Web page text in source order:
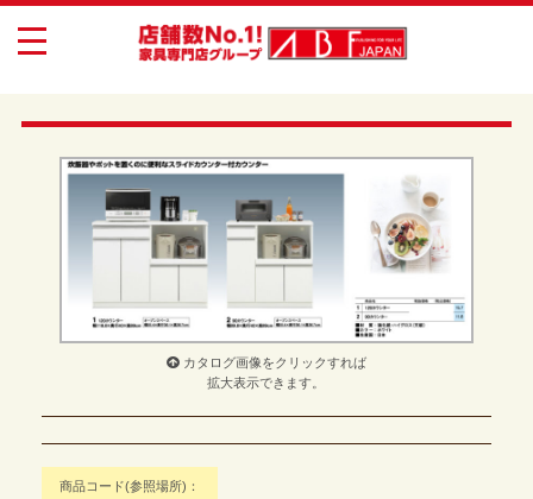
toggle
navigation
カタログ画像をクリックすれば
拡大表示できます。
商品コード(参照場所)：